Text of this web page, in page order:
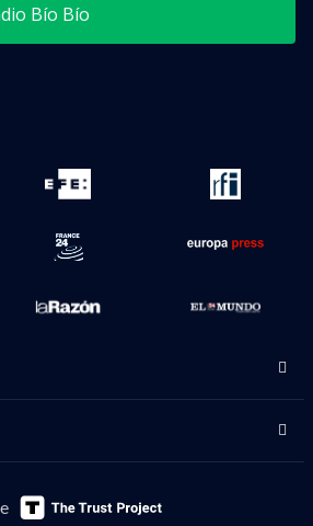
Bío Bío